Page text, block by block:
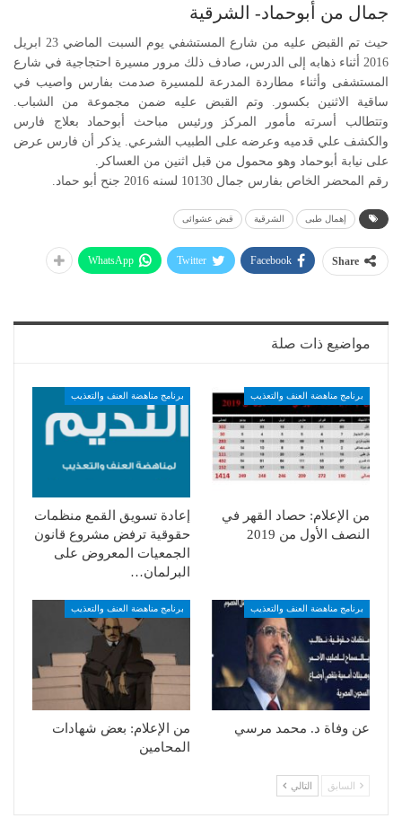
جمال من أبوحماد- الشرقية
حيث تم القبض عليه من شارع المستشفي يوم السبت الماضي 23 ابريل
2016 أثناء ذهابه إلى الدرس، صادف ذلك مرور مسيرة احتجاجية في شارع
المستشفى وأثناء مطاردة المدرعة للمسيرة صدمت بفارس واصيب في
ساقية الاثنين بكسور. وتم القبض عليه ضمن مجموعة من الشباب.
وتتطالب أسرته مأمور المركز ورئيس مباحث أبوحماد بعلاج فارس
والكشف علي قدميه وعرضه على الطبيب الشرعي. يذكر أن فارس عرض
على نيابة أبوحماد وهو محمول من قبل اثنين من العساكر.
رقم المحضر الخاص بفارس جمال 10130 لسنه 2016 جنح أبو حماد.
إهمال طبى الشرقية قبض عشوائى
Share
Facebook
Twitter
WhatsApp
مواضيع ذات صلة
برنامج مناهضة العنف والتعذيب
من الإعلام: حصاد القهر في
النصف الأول من 2019
برنامج مناهضة العنف والتعذيب
إعادة تسويق القمع منظمات
حقوقية ترفض مشروع قانون
الجمعيات المعروض على
البرلمان…
برنامج مناهضة العنف والتعذيب
عن وفاة د. محمد مرسي
برنامج مناهضة العنف والتعذيب
من الإعلام: بعض شهادات
المحامين
السابق التالي